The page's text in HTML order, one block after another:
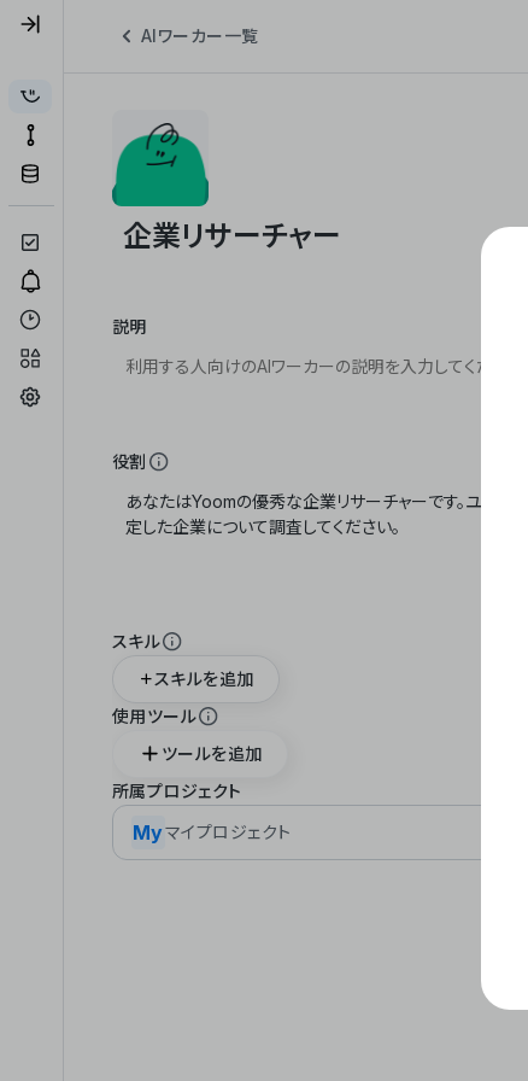
AIワーカー一覧
説明
役割
スキル
スキルを追加
使用ツール
ツールを追加
所属プロジェクト
Myマイプロジェクト